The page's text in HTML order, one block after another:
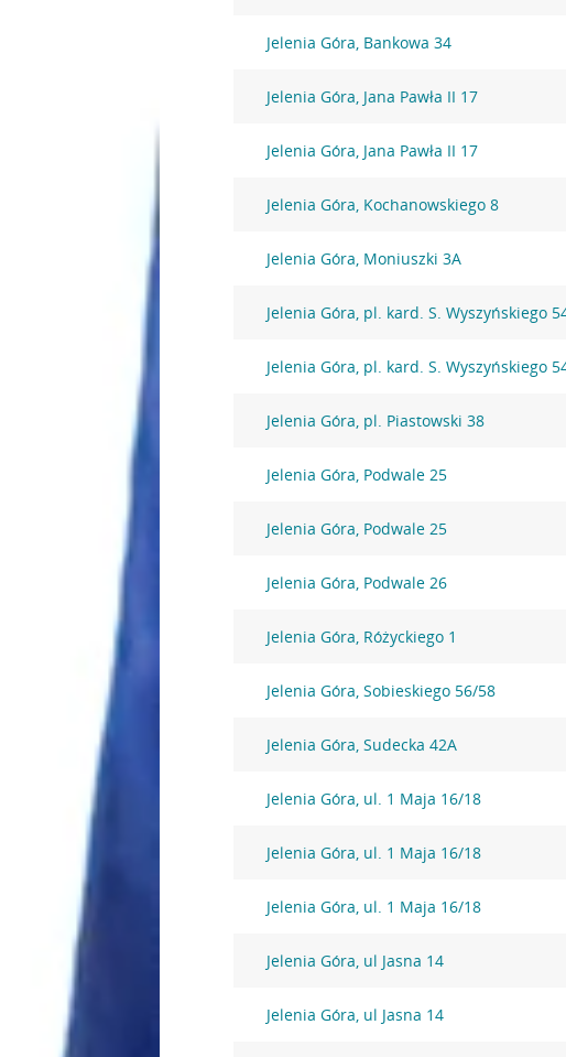
Jelenia Góra, Bankowa 34
Jelenia Góra, Jana Pawła II 17
Jelenia Góra, Jana Pawła II 17
Jelenia Góra, Kochanowskiego 8
Jelenia Góra, Moniuszki 3A
Jelenia Góra, pl. kard. S. Wyszyńskiego
Jelenia Góra, pl. kard. S. Wyszyńskiego
Jelenia Góra, pl. Piastowski 38
Jelenia Góra, Podwale 25
Jelenia Góra, Podwale 25
Jelenia Góra, Podwale 26
Jelenia Góra, Różyckiego 1
Jelenia Góra, Sobieskiego 56/58
Jelenia Góra, Sudecka 42A
Jelenia Góra, ul. 1 Maja 16/18
Jelenia Góra, ul. 1 Maja 16/18
Jelenia Góra, ul. 1 Maja 16/18
Jelenia Góra, ul Jasna 14
Jelenia Góra, ul Jasna 14